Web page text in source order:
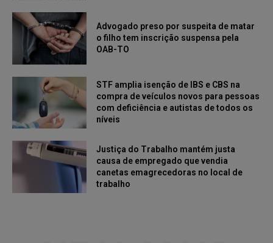
Advogado preso por suspeita de matar
o filho tem inscrição suspensa pela
OAB-TO
STF amplia isenção de IBS e CBS na
compra de veículos novos para pessoas
com deficiência e autistas de todos os
níveis
Justiça do Trabalho mantém justa
causa de empregado que vendia
canetas emagrecedoras no local de
trabalho